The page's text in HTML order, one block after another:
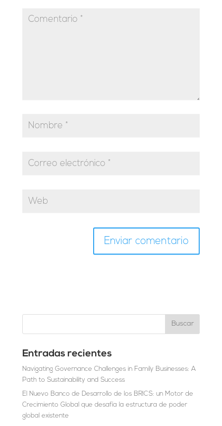
Entradas recientes
Navigating Governance Challenges in Family Businesses: A
Path to Sustainability and Success
El Nuevo Banco de Desarrollo de los BRICS: un Motor de
Crecimiento Global que desafía la estructura de poder
global existente